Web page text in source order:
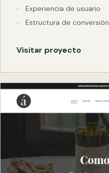
Experiencia de usuario
Estructura de conversión
Visitar proyecto